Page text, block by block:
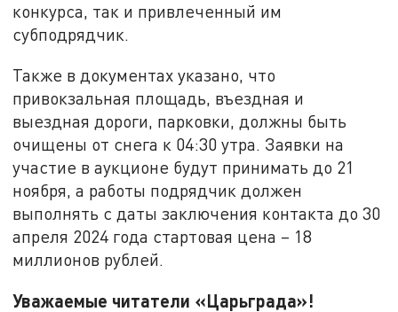
конкурса, так и привлеченный им
субподрядчик.
Также в документах указано, что
привокзальная площадь, въездная и
выездная дороги, парковки, должны быть
очищены от снега к 04:30 утра. Заявки на
участие в аукционе будут принимать до 21
ноября, а работы подрядчик должен
выполнять с даты заключения контакта до 30
апреля 2024 года стартовая цена – 18
миллионов рублей.
Уважаемые читатели «Царьграда»!